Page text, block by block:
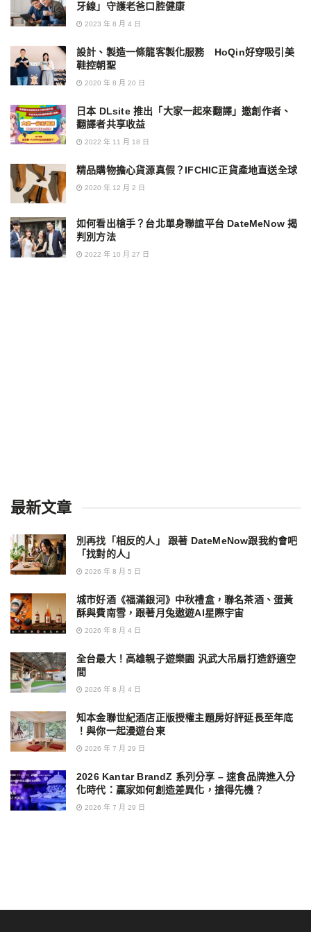
牙線」守護老爸口腔健康
2023 年 8 月 4 日
設計、製造一條龍客製化服務 HoQin好穿吸引美
鞋控朝聖
2020 年 8 月 20 日
日本 DLsite 推出「大家一起來翻譯」邀創作者、
翻譯者共享收益
2022 年 11 月 18 日
精品購物擔心貨源真假？IFCHIC正貨產地直送全球
2020 年 12 月 2 日
如何看出槍手？台北單身聯誼平台 DateMeNow 揭
判別方法
2022 年 10 月 27 日
最新文章
別再找「相反的人」 跟著 DateMeNow跟我約會吧
「找對的人」
2026 年 8 月 5 日
城市好酒《福滿銀河》中秋禮盒，聯名茶酒、蛋黃
酥與費南雪，跟著月兔遨遊AI星際宇宙
2026 年 8 月 4 日
全台最大！高雄親子遊樂園 汎武大吊扇打造舒適空
間
2026 年 8 月 4 日
知本金聯世紀酒店正版授權主題房好評延長至年底
！與你一起漫遊台東
2026 年 7 月 29 日
2026 Kantar BrandZ 系列分享 – 速食品牌進入分
化時代：贏家如何創造差異化，搶得先機？
2026 年 7 月 29 日